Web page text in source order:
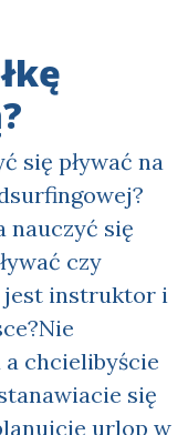
się pływać na
nauczyć się
czy
jest instruktor i
chcielibyście
się
urlop w